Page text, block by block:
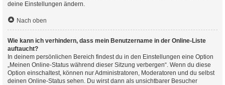
deine Einstellungen ändern.
Nach oben
Wie kann ich verhindern, dass mein Benutzername in der Online-Liste
auftaucht?
In deinem persönlichen Bereich findest du in den Einstellungen eine Option
„Meinen Online-Status während dieser Sitzung verbergen“. Wenn du diese
Option einschaltest, können nur Administratoren, Moderatoren und du selbst
deinen Online-Status sehen. Du wirst dann als unsichtbarer Besucher